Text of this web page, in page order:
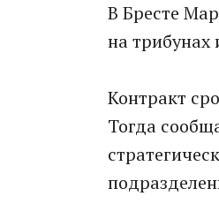
В Бресте
на трибунах
Контракт
Тогда